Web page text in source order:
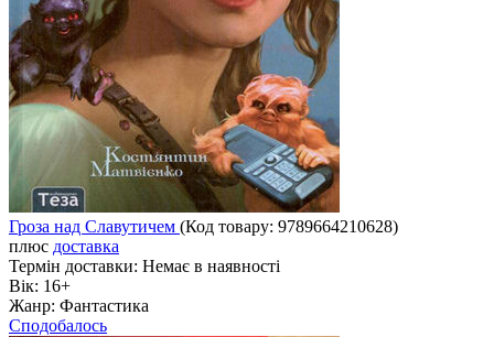
Гроза над Славутичем (Код товару: 9789664210628)
плюс доставка
Термін доставки: Немає в наявності
Вік: 16+
Жанр: Фантастика
Сподобалось